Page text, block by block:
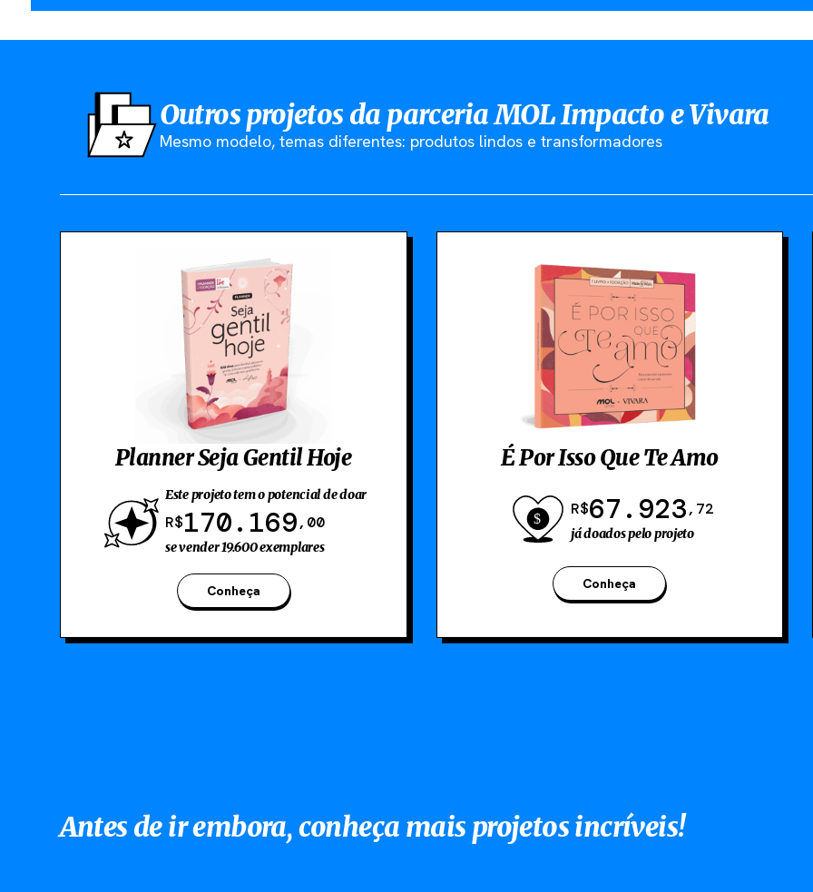
Outros projetos da parceria MOL Impacto e Vivara
Mesmo modelo, temas diferentes: produtos lindos e transformadores
Planner Seja Gentil Hoje
Este projeto tem o potencial de doar
R$170.169,00
se vender 19.600 exemplares
Conheça
É Por Isso Que Te Amo
R$67.923,72
já doados pelo projeto
Conheça
Antes de ir embora, conheça mais projetos incríveis!